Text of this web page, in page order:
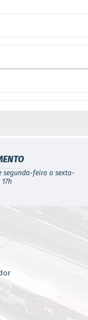
segunda-feira a sexta-